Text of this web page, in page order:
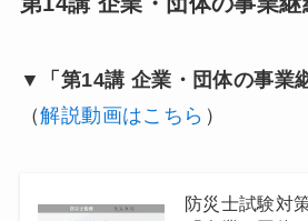
▼「第14講 企業・団体の事業
（解説動画はこちら ）
防災士試験対